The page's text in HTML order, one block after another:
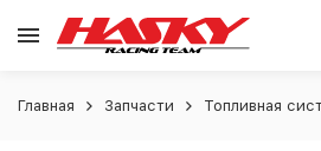
Главная Запчасти Топливная